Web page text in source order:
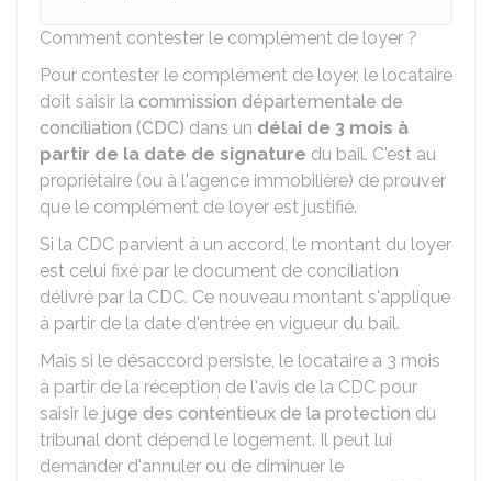
Comment contester le complément de loyer ?
Pour contester le complément de loyer, le locataire
doit saisir la commission départementale de
conciliation (CDC) dans un délai de 3 mois à
partir de la date de signature du bail. C'est au
propriétaire (ou à l'agence immobilière) de prouver
que le complément de loyer est justifié.
Si la CDC parvient à un accord, le montant du loyer
est celui fixé par le document de conciliation
délivré par la CDC. Ce nouveau montant s'applique
à partir de la date d'entrée en vigueur du bail.
Mais si le désaccord persiste, le locataire a 3 mois
à partir de la réception de l'avis de la CDC pour
saisir le juge des contentieux de la protection du
tribunal dont dépend le logement. Il peut lui
demander d'annuler ou de diminuer le